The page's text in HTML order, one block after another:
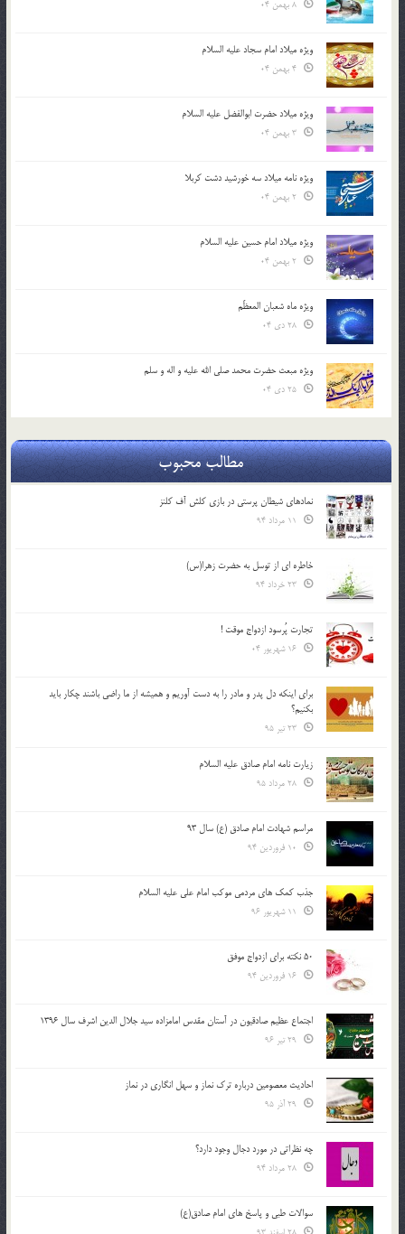
ویژه میلاد امام سجاد علیه السلام
ویژه میلاد حضرت ابوالفضل علیه السلام
ویژه نامه میلاد سه خورشید دشت کربلا
ویژه میلاد امام حسین علیه السلام
ویژه ماه شعبان المعظّم
ویژه مبعث حضرت محمد صلی الله علیه و اله و سلم
مطالب محبوب
نمادهای شیطان پرستی در بازی کلش آف کلنز
خاطره ای از توسل به حضرت زهرا(س)
تجارت پُرسود ازدواج موقت !
براي اينكه دل پدر و مادر را به دست آوريم و هميشه از ما راضي باشند چكار بايد
بكنيم؟
زیارت نامه امام صادق علیه السلام
مراسم شهادت امام صادق (ع) سال 93
جذب کمک های مردمی موکب امام علی علیه السلام
50 نکته برای ازدواج موفق
اجتماع عظیم صادقیون در آستان مقدس امامزاده سید جلال الدین اشرف سال 1396
احادیث معصومین درباره ترک نماز و سهل انگاری در نماز
چه نظراتی در مورد دجال وجود دارد؟
سوالات طبی و پاسخ های امام صادق(ع)